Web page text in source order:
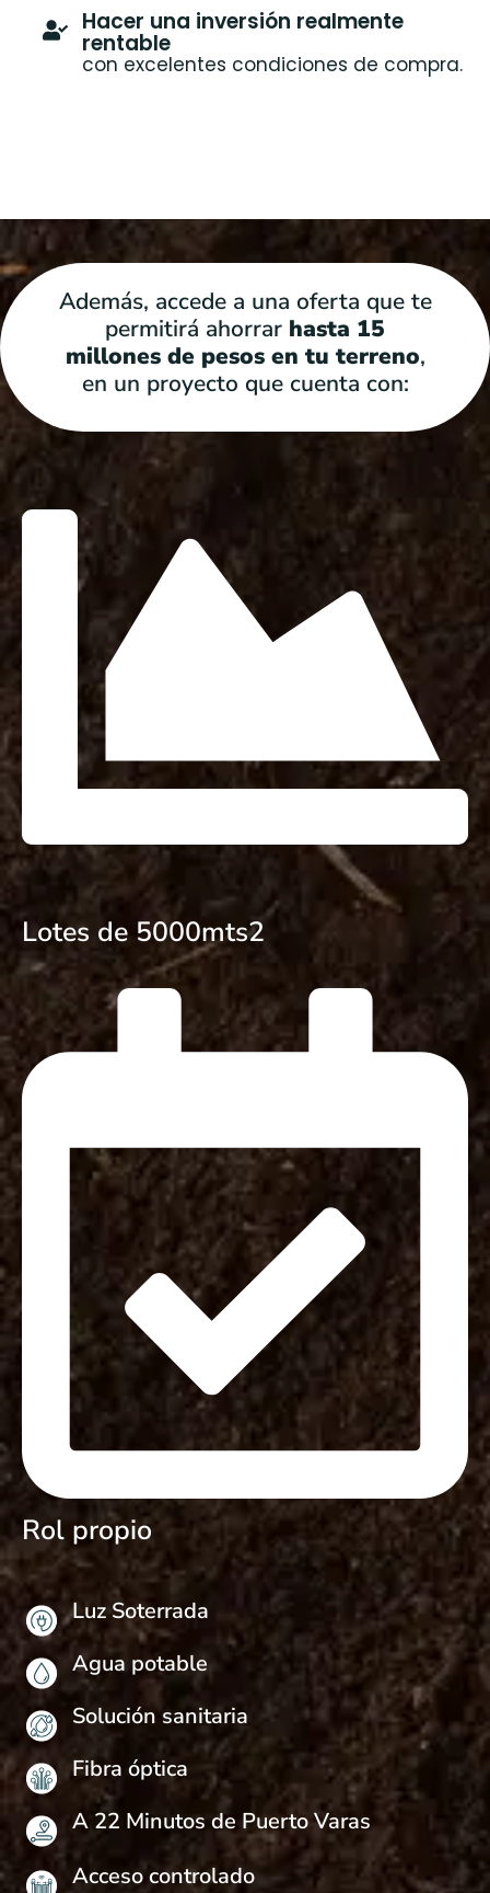
Hacer una inversión realmente
rentable
con excelentes condiciones de compra.
Además, accede a una oferta que te
permitirá ahorrar hasta 15
millones de pesos en tu terreno,
en un proyecto que cuenta con:
Lotes de 5000mts2
Rol propio
Luz Soterrada
Agua potable
Solución sanitaria
Fibra óptica
A 22 Minutos de Puerto Varas
Acceso controlado